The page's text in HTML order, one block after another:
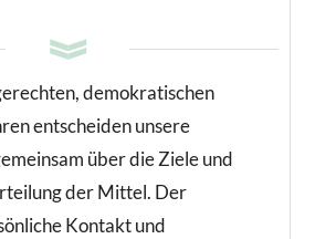
demokratischen
entscheiden unsere
über die Ziele und
der Mittel. Der
Kontakt und